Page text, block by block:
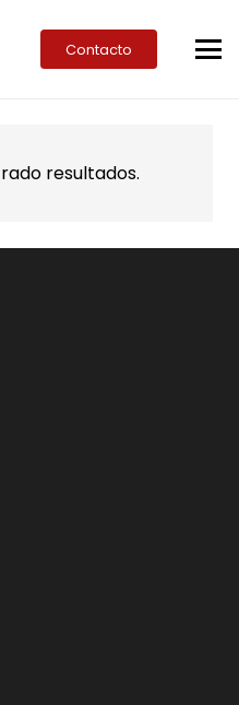
Contacto
resultados.